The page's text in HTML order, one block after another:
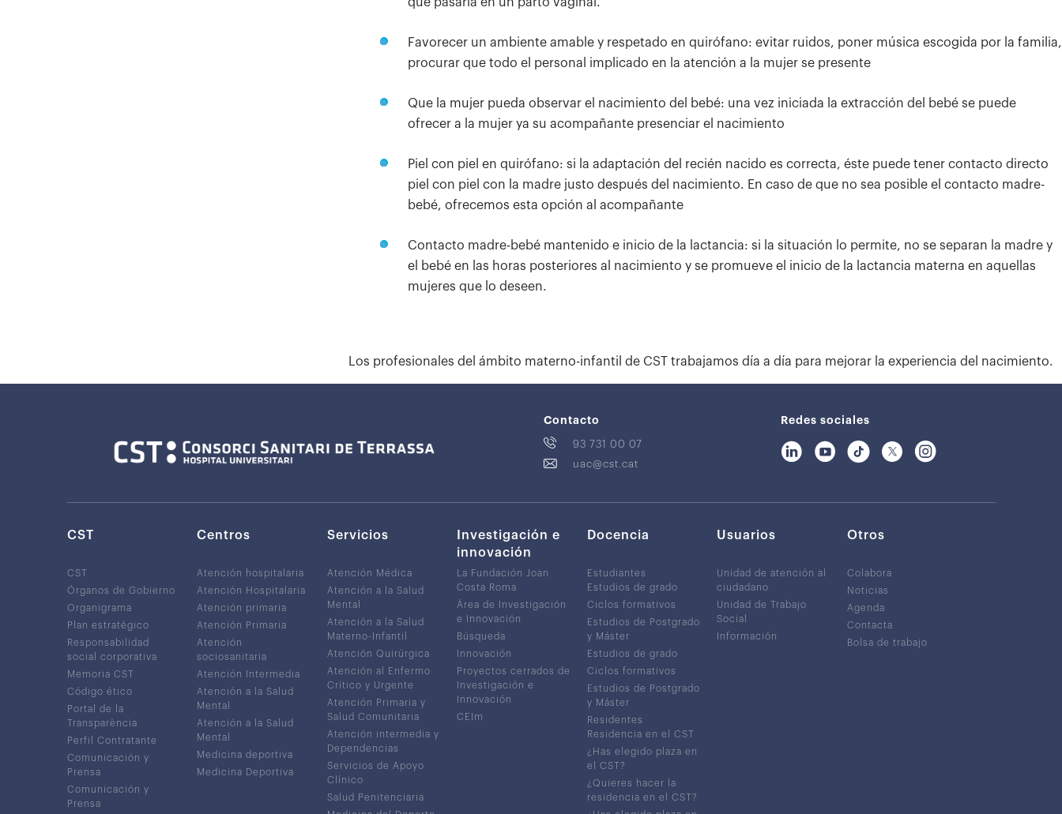
Favorecer un ambiente amable y respetado en quirófano: evitar ruidos, poner música escogida por la familia,
procurar que todo el personal implicado en la atención a la mujer se presente
Que la mujer pueda observar el nacimiento del bebé: una vez iniciada la extracción del bebé se puede
ofrecer a la mujer ya su acompañante presenciar el nacimiento
Piel con piel en quirófano: si la adaptación del recién nacido es correcta, éste puede tener contacto directo
piel con piel con la madre justo después del nacimiento. En caso de que no sea posible el contacto madre-
bebé, ofrecemos esta opción al acompañante
Contacto madre-bebé mantenido e inicio de la lactancia: si la situación lo permite, no se separan la madre y
el bebé en las horas posteriores al nacimiento y se promueve el inicio de la lactancia materna en aquellas
mujeres que lo deseen.
Los profesionales del ámbito materno-infantil de CST trabajamos día a día para mejorar la experiencia del nacimiento.
Contacto
93 731 00 07
uac@cst.cat
Redes sociales
CST
CST
Órganos de Gobierno
Organigrama
Plan estratégico
Responsabilidad
social corporativa
Memoria CST
Código ético
Portal de la
Transparència
Perfil Contratante
Comunicación y
Prensa
Comunicación y
Prensa
Centros
Atención hospitalaria
Atención Hospitalaria
Atención primaria
Atención Primaria
Atención
sociosanitaria
Atención Intermedia
Atención a la Salud
Mental
Atención a la Salud
Mental
Medicina deportiva
Medicina Deportiva
Servicios
Atención Médica
Atención a la Salud
Mental
Atención a la Salud
Materno-Infantil
Atención Quirúrgica
Atención al Enfermo
Crítico y Urgente
Atención Primaria y
Salud Comunitaria
Atención intermedia y
Dependencias
Servicios de Apoyo
Clínico
Salud Penitenciaria
Investigación e
innovación
La Fundación Joan
Costa Roma
Área de Investigación
e Innovación
Búsqueda
Innovación
Proyectos cerrados de
Investigación e
Innovación
CEIm
Docencia
Estudiantes
Estudios de grado
Ciclos formativos
Estudios de Postgrado
y Máster
Estudios de grado
Ciclos formativos
Estudios de Postgrado
y Máster
Residentes
Residencia en el CST
¿Has elegido plaza en
el CST?
¿Quieres hacer la
residencia en el CST?
Usuarios
Unidad de atención al
ciudadano
Unidad de Trabajo
Social
Información
Otros
Colabora
Noticias
Agenda
Contacta
Bolsa de trabajo